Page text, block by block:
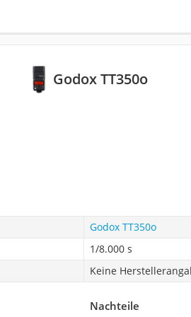
Godox TT350o
Godox TT350o
1/8.000 s
Keine
Nachteile